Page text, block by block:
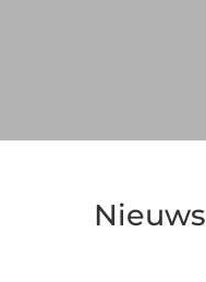
Nieuws